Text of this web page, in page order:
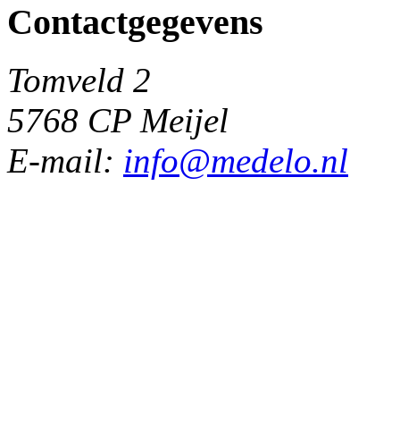
Contactgegevens
Tomveld 2
5768 CP Meijel
E-mail: info@medelo.nl